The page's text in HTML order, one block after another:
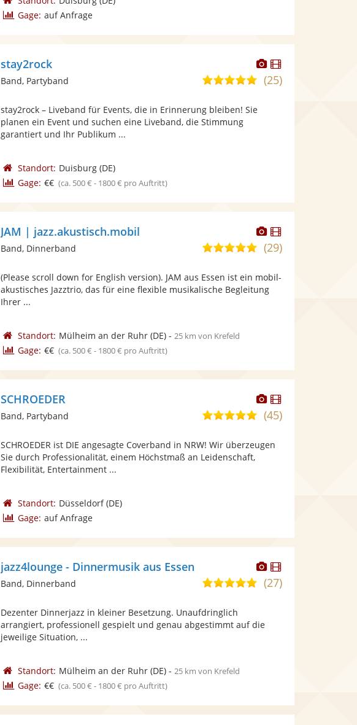
Gage: auf Anfrage
Dieser
Künstler
stellt
Dieser
Künstler
stay2rock
5,0
5
(25)
Band, Partyband
stay2rock – Liveband für Events, die in Erinnerung bleiben! Sie
planen ein Event und suchen eine Liveband, die Stimmung
garantiert und Ihr Publikum ...
Standort: Duisburg(DE)
Gage: €€ (ca. 500 € - 1800 € pro Auftritt)
Dieser
Künstler
stellt
Fotos
bereit.
Dieser
Künstler
JAM | jazz.akustisch.mobil
5,0
5
Sternen
(29)
Band, Dinnerband
(Please scroll down for English version). JAM aus Essen ist ein mobil-
akustisches Jazztrio, das für eine flexible musikalische Begleitung
Ihrer ...
Standort: Mülheim an der Ruhr(DE)- 25 km von Krefeld
Gage: €€ (ca. 500 € - 1800 € pro Auftritt)
Dieser
Künstler
stellt
bereit.
Dieser
Künstler
SCHROEDER
5,0
5
(45)
Band, Partyband
SCHROEDER ist DIE angesagte Coverband in NRW! Wir überzeugen
Sie durch Professionalität, einem Höchstmaß an Leidenschaft,
Flexibilität, Entertainment ...
Standort: Düsseldorf(DE)
Gage: auf Anfrage
Dieser
Künstler
stellt
Dieser
Künstler
jazz4lounge - Dinnermusik aus Essen
4,9
Sternen
(27)
Band, Dinnerband
Dezenter Dinnerjazz in kleiner Besetzung. Unaufdringlich
arrangiert, professionell gespielt und genau abgestimmt auf die
jeweilige Situation, ...
Standort: Mülheim an der Ruhr(DE)- 25 km von Krefeld
Gage: €€ (ca. 500 € - 1800 € pro Auftritt)